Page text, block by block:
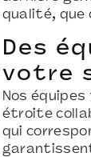
qualité, que
Des
votre
Nos
étroite
qui